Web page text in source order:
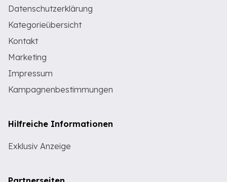
Datenschutzerklärung
Kategorieübersicht
Kontakt
Marketing
Impressum
Kampagnenbestimmungen
Hilfreiche Informationen
Exklusiv Anzeige